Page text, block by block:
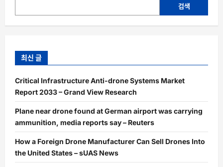
검색
최신 글
Critical Infrastructure Anti-drone Systems Market
Report 2033 – Grand View Research
Plane near drone found at German airport was carrying
ammunition, media reports say – Reuters
How a Foreign Drone Manufacturer Can Sell Drones Into
the United States – sUAS News